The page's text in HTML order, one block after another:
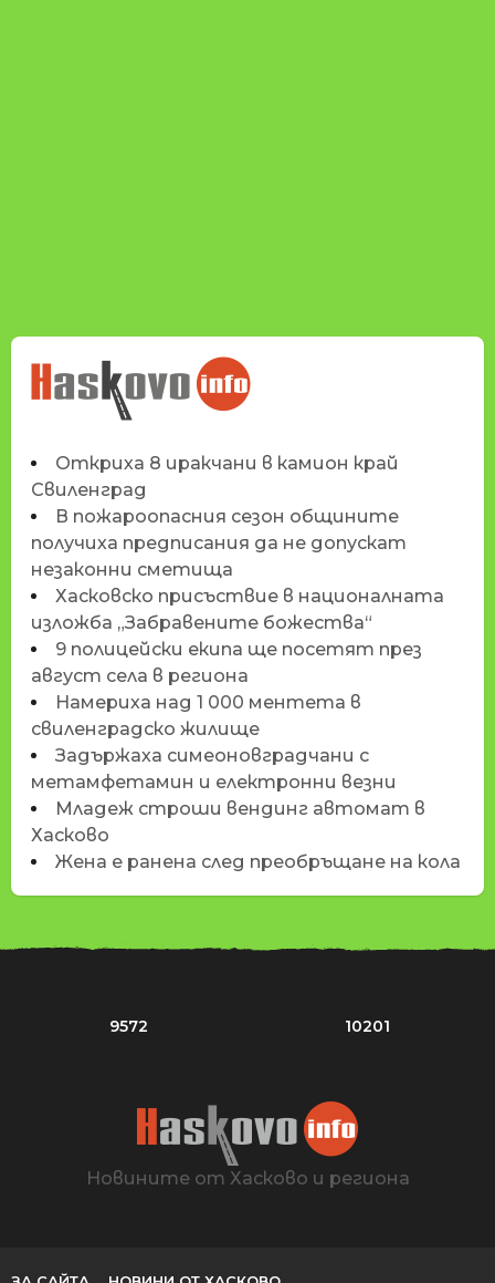
НОВИНИТЕ НА
HASKOVO.INFO
Откриха 8 иракчани в камион край
Свиленград
В пожароопасния сезон общините
получиха предписания да не допускат
незаконни сметища
Хасковско присъствие в националната
изложба „Забравените божества“
9 полицейски екипа ще посетят през
август села в региона
Намериха над 1 000 ментета в
свиленградско жилище
Задържаха симеоновградчани с
метамфетамин и електронни везни
Младеж строши вендинг автомат в
Хасково
Жена е ранена след преобръщане на кола
9572 10201
Новините от Хасково и региона